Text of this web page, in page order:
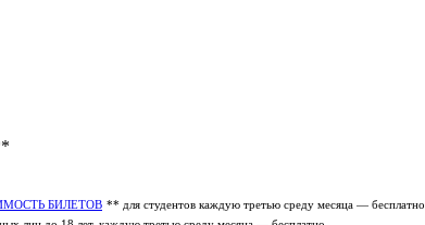
БИЛЕТОВ ** для студентов каждую третью среду месяца — бесплатно